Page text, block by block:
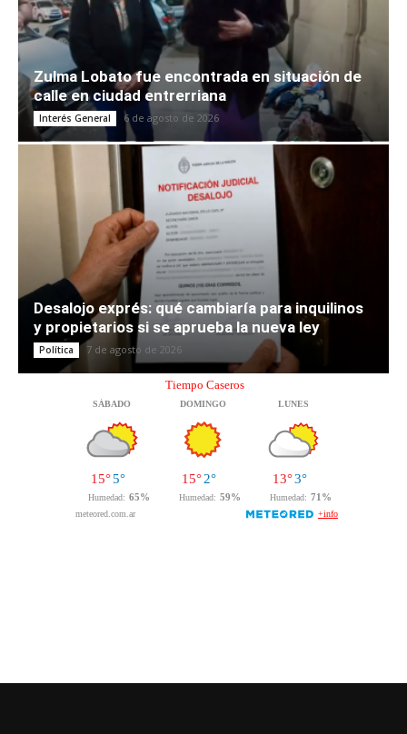
Zulma Lobato fue encontrada en situación de
calle en ciudad entrerriana
Interés General 6 de agosto de 2026
Desalojo exprés: qué cambiaría para inquilinos
y propietarios si se aprueba la nueva ley
Política 7 de agosto de 2026